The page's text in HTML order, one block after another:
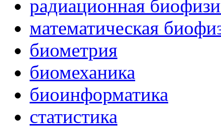
радиационная
математическая
биометрия
биомеханика
биоинформатика
статистика